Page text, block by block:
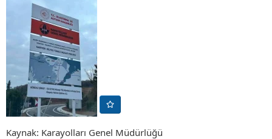
Kaynak: Karayolları Genel Müdürlüğü